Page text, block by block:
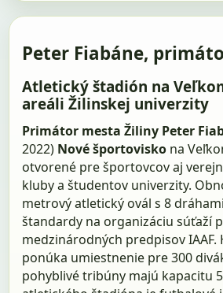
Peter Fiabáne,
Atletický štadión na
areáli Žilinskej univerzity
Primátor mesta Žiliny Peter
2022) Nové športovisko na
otvorené pre športovcov aj
kluby a študentov univerzity.
metrový atletický ovál s 8
štandardy na organizáciu súťaží
medzinárodných predpisov IAAF.
ponúka umiestnenie pre 300
pohyblivé tribúny majú kapacitu